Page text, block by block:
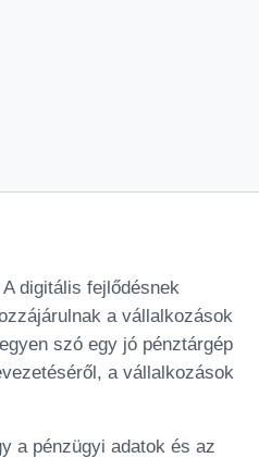
digitális fejlődésnek
a vállalkozások
szó egy jó pénztárgép
a vállalkozások
a pénzügyi adatok és az